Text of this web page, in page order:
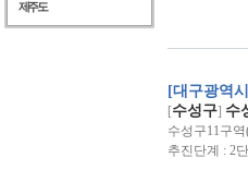
제주도
[대구광역
[수성구] 수
수성구11구
추진단계 : 2